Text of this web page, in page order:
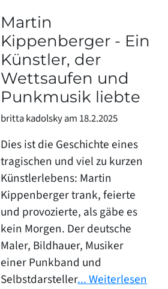
Martin
Kippenberger - Ein
Künstler, der
Wettsaufen und
Punkmusik liebte
britta kadolsky am 18.2.2025
Dies ist die Geschichte eines
tragischen und viel zu kurzen
Künstlerlebens: Martin
Kippenberger trank, feierte
und provozierte, als gäbe es
kein Morgen. Der deutsche
Maler, Bildhauer, Musiker
einer Punkband und
Selbstdarsteller... Weiterlesen